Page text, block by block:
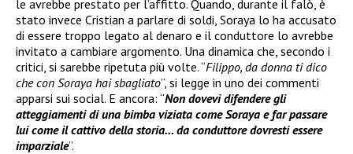
le avrebbe prestato per l’affitto. Quando, durante il falò, è
stato invece Cristian a parlare di soldi, Soraya lo ha accusato
di essere troppo legato al denaro e il conduttore lo avrebbe
invitato a cambiare argomento. Una dinamica che, secondo i
critici, si sarebbe ripetuta più volte. “Filippo, da donna ti dico
che con Soraya hai sbagliato”, si legge in uno dei commenti
apparsi sui social. E ancora: “Non dovevi difendere gli
atteggiamenti di una bimba viziata come Soraya e far passare
lui come il cattivo della storia… da conduttore dovresti essere
imparziale”.